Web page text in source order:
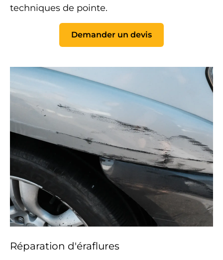
techniques de pointe.
Demander un devis
Réparation d'éraflures